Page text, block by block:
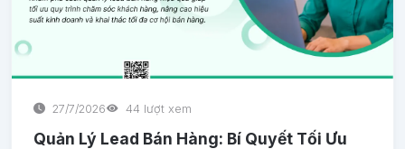
27/7/2026 44 lượt xem
Quản Lý Lead Bán Hàng: Bí Quyết Tối Ưu